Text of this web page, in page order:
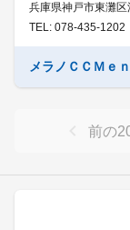
兵庫県神戸市東灘区
TEL: 078-435-1202
メラノＣＣＭｅ
前の